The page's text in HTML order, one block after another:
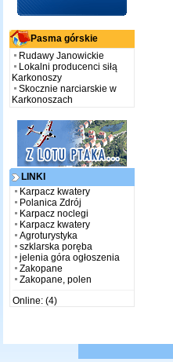
Pasma górskie
Rudawy Janowickie
Lokalni producenci siłą
Karkonoszy
Skocznie narciarskie w
Karkonoszach
LINKI
Karpacz kwatery
Polanica Zdrój
Karpacz noclegi
Karpacz kwatery
Agroturystyka
szklarska poręba
jelenia góra ogłoszenia
Zakopane
Zakopane, polen
Online: (4)